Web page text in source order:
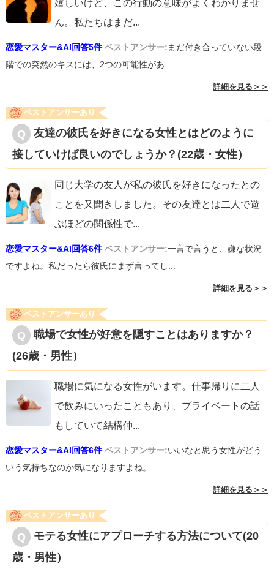
嬉しいけど、この行動の意味がよくわかりませ
ん。私たちはまだ...
恋愛マスター&AI回答5件 ベストアンサー:まだ付き合っていない段
階での突然のキスには、2つの可能性があ...
詳細を見る＞＞
ベストアンサーあり
友達の彼氏を好きになる女性とはどのように
接していけば良いのでしょうか？(22歳・女性）
同じ大学の友人が私の彼氏を好きになったとの
ことを又聞きしました。その友達とは二人で遊
ぶほどの関係性で...
恋愛マスター&AI回答6件 ベストアンサー:一言で言うと、嫌な状況
ですよね。私だったら彼氏にまず言ってし...
詳細を見る＞＞
ベストアンサーあり
職場で女性が好意を隠すことはありますか？
(26歳・男性）
職場に気になる女性がいます。仕事帰りに二人
で飲みにいったこともあり、プライベートの話
もしていて結構仲...
恋愛マスター&AI回答6件 ベストアンサー:いいなと思う女性がどう
いう気持ちなのか気になりますよね。 ...
詳細を見る＞＞
ベストアンサーあり
モテる女性にアプローチする方法について(20
歳・男性）